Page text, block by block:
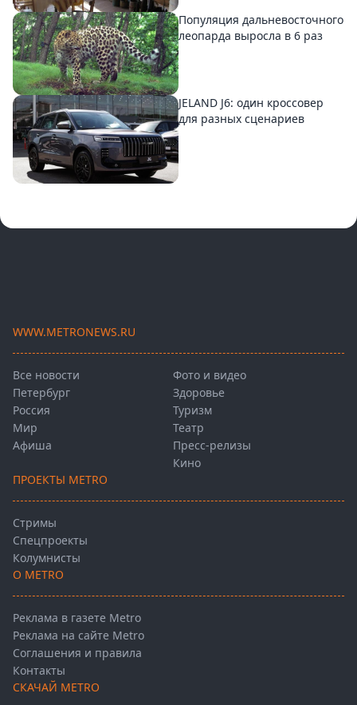
Популяция дальневосточного
леопарда выросла в 6 раз
JELAND J6: один кроссовер
для разных сценариев
WWW.METRONEWS.RU
Все новости
Петербург
Россия
Мир
Афиша
Фото и видео
Здоровье
Туризм
Театр
Пресс-релизы
Кино
ПРОЕКТЫ METRO
Стримы
Спецпроекты
Колумнисты
О METRO
Реклама в газете Metro
Реклама на сайте Metro
Соглашения и правила
Контакты
СКАЧАЙ METRO